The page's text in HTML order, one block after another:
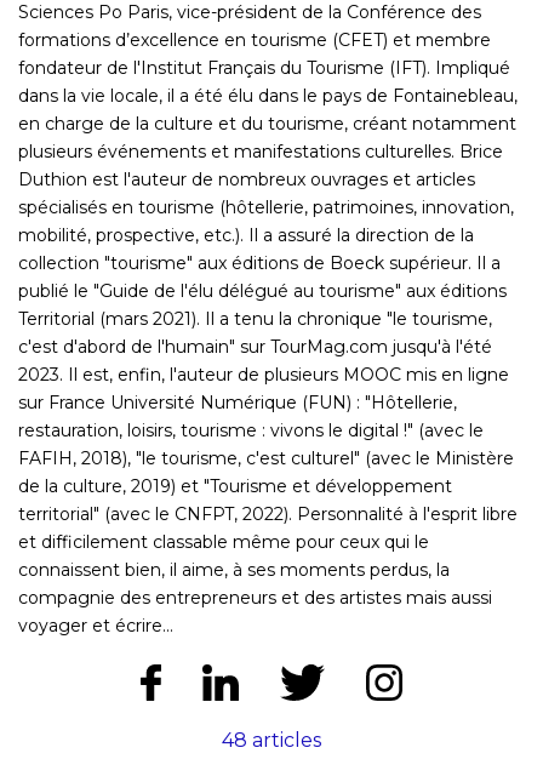
Sciences Po Paris, vice-président de la Conférence des
formations d’excellence en tourisme (CFET) et membre
fondateur de l'Institut Français du Tourisme (IFT). Impliqué
dans la vie locale, il a été élu dans le pays de Fontainebleau,
en charge de la culture et du tourisme, créant notamment
plusieurs événements et manifestations culturelles. Brice
Duthion est l'auteur de nombreux ouvrages et articles
spécialisés en tourisme (hôtellerie, patrimoines, innovation,
mobilité, prospective, etc.). Il a assuré la direction de la
collection "tourisme" aux éditions de Boeck supérieur. Il a
publié le "Guide de l'élu délégué au tourisme" aux éditions
Territorial (mars 2021). Il a tenu la chronique "le tourisme,
c'est d'abord de l'humain" sur TourMag.com jusqu'à l'été
2023. Il est, enfin, l'auteur de plusieurs MOOC mis en ligne
sur France Université Numérique (FUN) : "Hôtellerie,
restauration, loisirs, tourisme : vivons le digital !" (avec le
FAFIH, 2018), "le tourisme, c'est culturel" (avec le Ministère
de la culture, 2019) et "Tourisme et développement
territorial" (avec le CNFPT, 2022). Personnalité à l'esprit libre
et difficilement classable même pour ceux qui le
connaissent bien, il aime, à ses moments perdus, la
compagnie des entrepreneurs et des artistes mais aussi
voyager et écrire...
48 articles